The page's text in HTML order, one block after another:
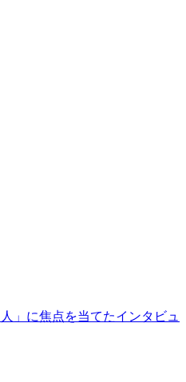
」に焦点を当てたインタビュ